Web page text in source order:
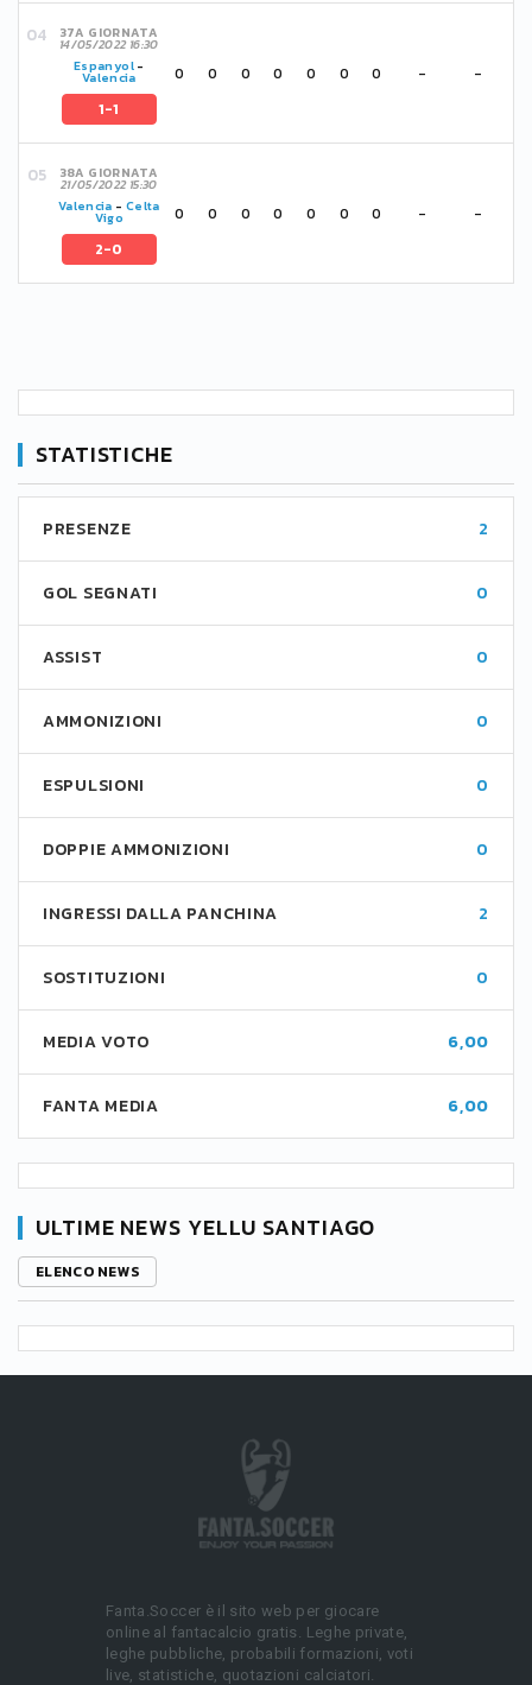
37A GIORNATA
14/05/2022 16:30
Espanyol-
Valencia
1-1
0 0 0 0 0 0 0 - -
38A GIORNATA
21/05/2022 15:30
Valencia - Celta
Vigo
2-0
0 0 0 0 0 0 0 - -
STATISTICHE
PRESENZE 2
GOL SEGNATI 0
ASSIST 0
AMMONIZIONI 0
ESPULSIONI 0
DOPPIE AMMONIZIONI 0
INGRESSI DALLA PANCHINA 2
SOSTITUZIONI 0
MEDIA VOTO 6,00
FANTA MEDIA 6,00
ULTIME NEWS YELLU SANTIAGO
ELENCO NEWS
Fanta.Soccer è il sito web per giocare
online al fantacalcio gratis. Leghe private,
leghe pubbliche, probabili formazioni, voti
live, statistiche, quotazioni calciatori.